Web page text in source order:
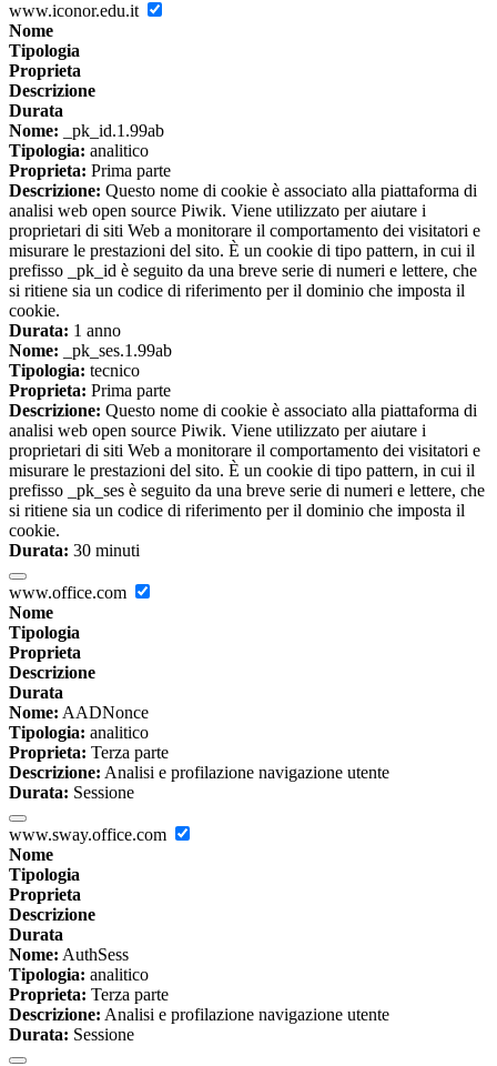
www.iconor.edu.it
Nome
Tipologia
Proprieta
Descrizione
Durata
Nome: _pk_id.1.99ab
Tipologia: analitico
Proprieta: Prima parte
Descrizione: Questo nome di cookie è associato alla piattaforma di
analisi web open source Piwik. Viene utilizzato per aiutare i
proprietari di siti Web a monitorare il comportamento dei visitatori e
misurare le prestazioni del sito. È un cookie di tipo pattern, in cui il
prefisso _pk_id è seguito da una breve serie di numeri e lettere, che
si ritiene sia un codice di riferimento per il dominio che imposta il
cookie.
Durata: 1 anno
Nome: _pk_ses.1.99ab
Tipologia: tecnico
Proprieta: Prima parte
Descrizione: Questo nome di cookie è associato alla piattaforma di
analisi web open source Piwik. Viene utilizzato per aiutare i
proprietari di siti Web a monitorare il comportamento dei visitatori e
misurare le prestazioni del sito. È un cookie di tipo pattern, in cui il
prefisso _pk_ses è seguito da una breve serie di numeri e lettere, che
si ritiene sia un codice di riferimento per il dominio che imposta il
cookie.
Durata: 30 minuti
www.office.com
Nome
Tipologia
Proprieta
Descrizione
Durata
Nome: AADNonce
Tipologia: analitico
Proprieta: Terza parte
Descrizione: Analisi e profilazione navigazione utente
Durata: Sessione
www.sway.office.com
Nome
Tipologia
Proprieta
Descrizione
Durata
Nome: AuthSess
Tipologia: analitico
Proprieta: Terza parte
Descrizione: Analisi e profilazione navigazione utente
Durata: Sessione